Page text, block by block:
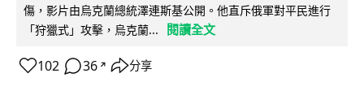
傷，影片由烏克蘭總統澤連斯基公開。他直斥俄軍對平民進行
「狩獵式」攻擊，烏克蘭...
閱讀全文
102 36 ↗ 分享